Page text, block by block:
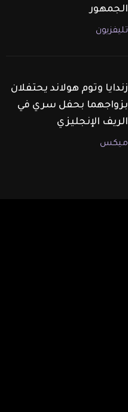
الجمهور
تليفزيون
زندايا وتوم هولاند يحتفلان
بزواجهما بحفل سري في
الريف الإنجليزي
ميكس